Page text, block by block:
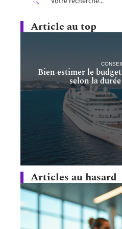
Article au top
Bien estimer le
selon la
Articles au hasard